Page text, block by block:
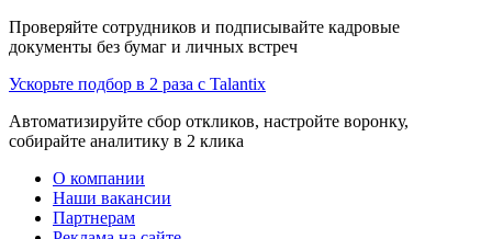
Проверяйте сотрудников и подписывайте кадровые
документы без бумаг и личных встреч
Ускорьте подбор в 2 раза с Talantix
Автоматизируйте сбор откликов, настройте воронку,
собирайте аналитику в 2 клика
О компании
Наши вакансии
Партнерам